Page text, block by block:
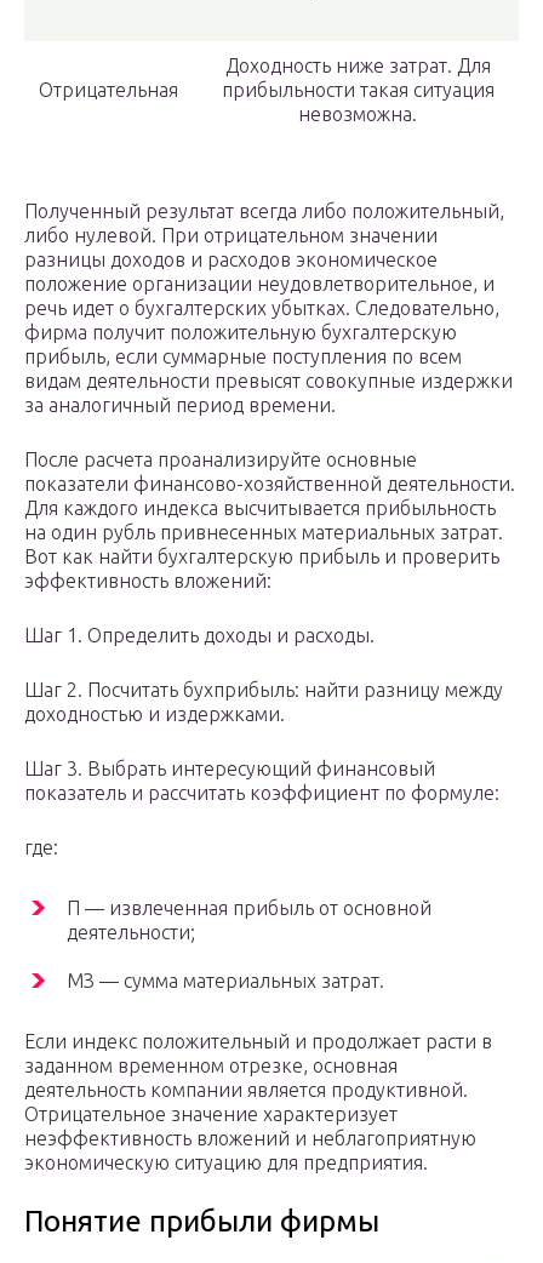
Отрицательная
Доходность ниже затрат. Для
прибыльности такая ситуация
невозможна.
Полученный результат всегда либо положительный,
либо нулевой. При отрицательном значении
разницы доходов и расходов экономическое
положение организации неудовлетворительное, и
речь идет о бухгалтерских убытках. Следовательно,
фирма получит положительную бухгалтерскую
прибыль, если суммарные поступления по всем
видам деятельности превысят совокупные издержки
за аналогичный период времени.
После расчета проанализируйте основные
показатели финансово-хозяйственной деятельности.
Для каждого индекса высчитывается прибыльность
на один рубль привнесенных материальных затрат.
Вот как найти бухгалтерскую прибыль и проверить
эффективность вложений:
Шаг 1. Определить доходы и расходы.
Шаг 2. Посчитать бухприбыль: найти разницу между
доходностью и издержками.
Шаг 3. Выбрать интересующий финансовый
показатель и рассчитать коэффициент по формуле:
где:
П — извлеченная прибыль от основной
деятельности;
МЗ — сумма материальных затрат.
Если индекс положительный и продолжает расти в
заданном временном отрезке, основная
деятельность компании является продуктивной.
Отрицательное значение характеризует
неэффективность вложений и неблагоприятную
экономическую ситуацию для предприятия.
Понятие прибыли фирмы